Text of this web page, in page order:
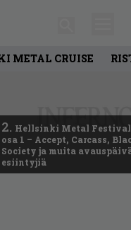
METAL CRUISE
2. Hellsinki Metal
osa 1 – Accept, Carcass,
Society ja muita
esiintyjiä